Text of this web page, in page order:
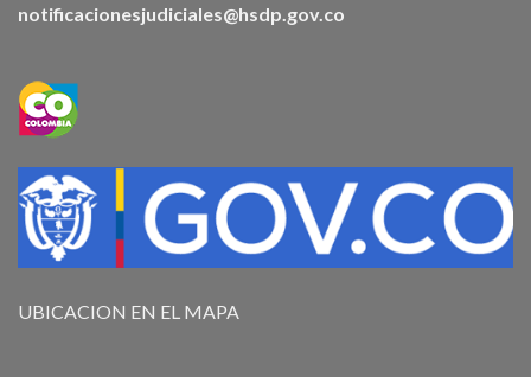
notificacionesjudiciales@hsdp.gov.co
UBICACION EN EL MAPA